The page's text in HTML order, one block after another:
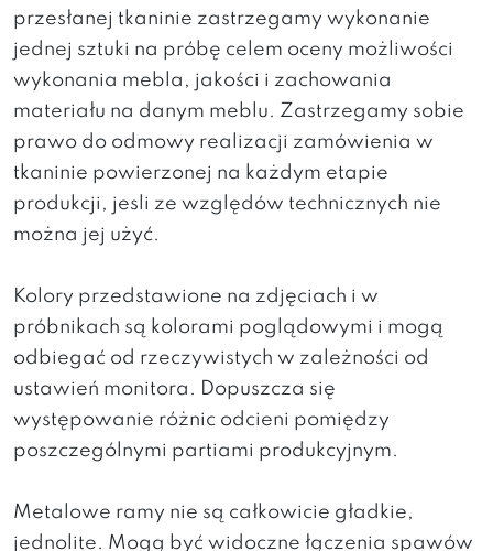
przesłanej tkaninie zastrzegamy wykonanie
jednej sztuki na próbę celem oceny możliwości
wykonania mebla, jakości i zachowania
materiału na danym meblu. Zastrzegamy sobie
prawo do odmowy realizacji zamówienia w
tkaninie powierzonej na każdym etapie
produkcji, jesli ze względów technicznych nie
można jej użyć.
Kolory przedstawione na zdjęciach i w
próbnikach są kolorami poglądowymi i mogą
odbiegać od rzeczywistych w zależności od
ustawień monitora. Dopuszcza się
występowanie różnic odcieni pomiędzy
poszczególnymi partiami produkcyjnym.
Metalowe ramy nie są całkowicie gładkie,
jednolite. Mogą być widoczne łączenia spawów